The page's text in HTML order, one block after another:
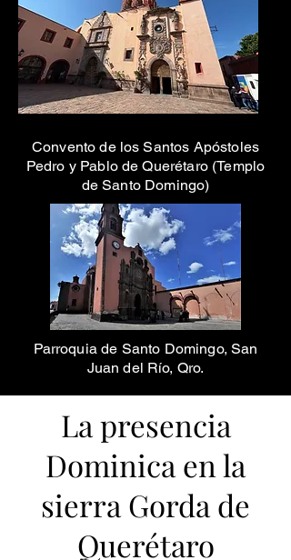
Convento de los Santos Apóstoles
Pedro y Pablo de Querétaro (Templo
de Santo Domingo)
Parroquia de Santo Domingo, San
Juan del Río, Qro.
La presencia
Dominica en la
sierra Gorda de
Querétaro